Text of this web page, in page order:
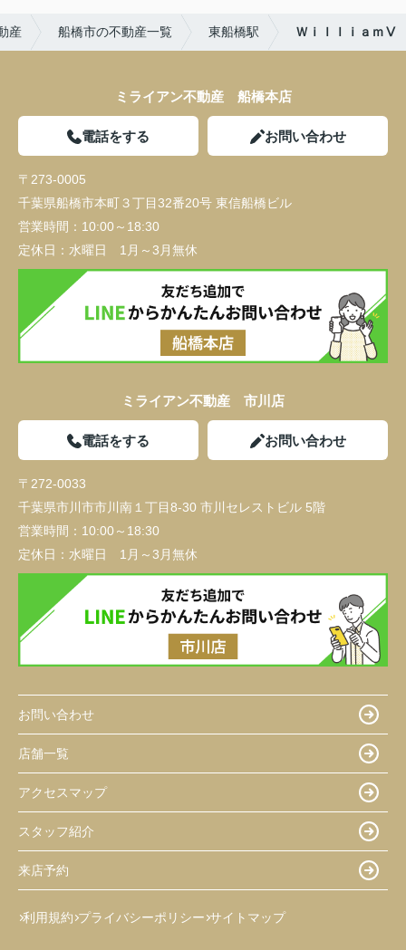
産 船橋市の不動産一覧 東船橋駅 ＷｉｌｌｉａｍⅤ
ミライアン不動産 船橋本店
電話をする お問い合わせ
〒273-0005
千葉県船橋市本町３丁目32番20号 東信船橋ビル
営業時間： 10:00～18:30
定休日： 水曜日 1月～3月無休
ミライアン不動産 市川店
電話をする お問い合わせ
〒272-0033
千葉県市川市市川南１丁目8-30 市川セレストビル 5階
営業時間： 10:00～18:30
定休日： 水曜日 1月～3月無休
お問い合わせ
店舗一覧
アクセスマップ
スタッフ紹介
来店予約
利用規約 プライバシーポリシー サイトマップ